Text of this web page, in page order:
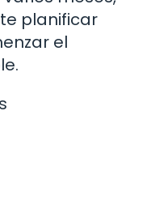
planificar
el